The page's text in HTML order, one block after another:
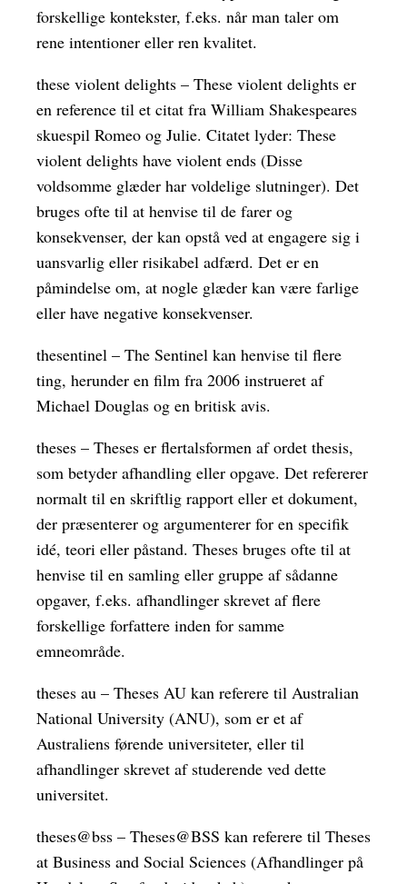
forskellige kontekster, f.eks. når man taler om
rene intentioner eller ren kvalitet.
these violent delights – These violent delights er
en reference til et citat fra William Shakespeares
skuespil Romeo og Julie. Citatet lyder: These
violent delights have violent ends (Disse
voldsomme glæder har voldelige slutninger). Det
bruges ofte til at henvise til de farer og
konsekvenser, der kan opstå ved at engagere sig i
uansvarlig eller risikabel adfærd. Det er en
påmindelse om, at nogle glæder kan være farlige
eller have negative konsekvenser.
thesentinel – The Sentinel kan henvise til flere
ting, herunder en film fra 2006 instrueret af
Michael Douglas og en britisk avis.
theses – Theses er flertalsformen af ordet thesis,
som betyder afhandling eller opgave. Det refererer
normalt til en skriftlig rapport eller et dokument,
der præsenterer og argumenterer for en specifik
idé, teori eller påstand. Theses bruges ofte til at
henvise til en samling eller gruppe af sådanne
opgaver, f.eks. afhandlinger skrevet af flere
forskellige forfattere inden for samme
emneområde.
theses au – Theses AU kan referere til Australian
National University (ANU), som er et af
Australiens førende universiteter, eller til
afhandlinger skrevet af studerende ved dette
universitet.
theses@bss – Theses@BSS kan referere til Theses
at Business and Social Sciences (Afhandlinger på